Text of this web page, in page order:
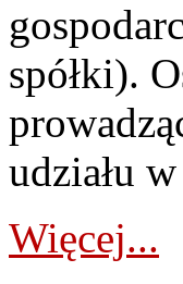
spółki).
udziału
Więcej...